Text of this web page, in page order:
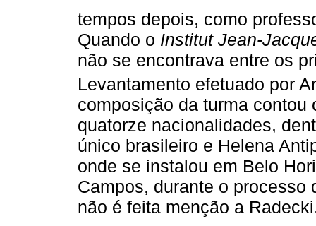
tempos depois, como
Quando o Institut Jean-
não se encontrava entre os
Levantamento efetuado por
composição da turma
quatorze nacionalidades,
único brasileiro e Helena
onde se instalou em Belo
Campos, durante o processo
não é feita menção a